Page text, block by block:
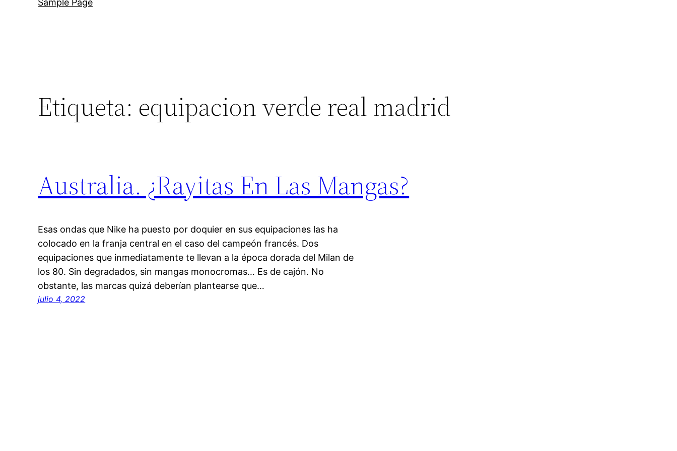
Sample Page
Etiqueta: equipacion verde real madrid
Australia. ¿Rayitas En Las Mangas?
Esas ondas que Nike ha puesto por doquier en sus equipaciones las ha
colocado en la franja central en el caso del campeón francés. Dos
equipaciones que inmediatamente te llevan a la época dorada del Milan de
los 80. Sin degradados, sin mangas monocromas… Es de cajón. No
obstante, las marcas quizá deberían plantearse que…
julio 4, 2022